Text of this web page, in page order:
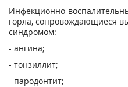
Инфекционно-
горла, сопровождающиеся
синдромом:
- ангина;
- тонзиллит;
- пародонтит;